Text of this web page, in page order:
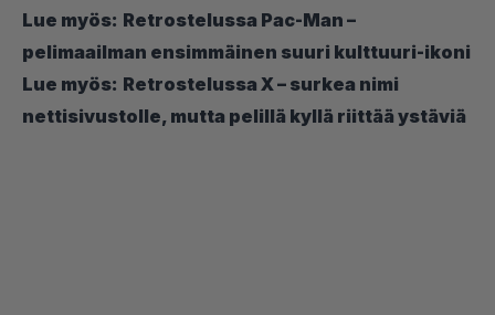
Lue myös: Retrostelussa Pac-Man –
pelimaailman ensimmäinen suuri kulttuuri-ikoni
Lue myös: Retrostelussa X – surkea nimi
nettisivustolle, mutta pelillä kyllä riittää ystäviä